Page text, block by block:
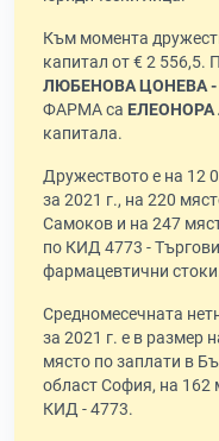
Към момента
капитал от € 2 556,5.
ЛЮБЕНОВА ЦОНЕВА -
ФАРМА са
капитала.
Дружеството е на 12
за 2021 г., на 220
Самоков и на 247
по КИД 4773 -
фармацевтични
Средномесечната
за 2021 г. е в размер
място по заплати в
област София, на
КИД - 4773.